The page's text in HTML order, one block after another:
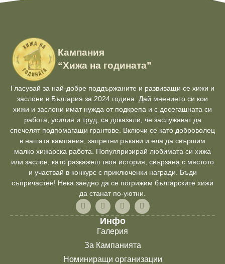
Кампания
“Хижа на годината”
Гласувай за най-добре поддържаните и развиващи се хижи и
заслони в България за 2024 година. Дай мнението си кои
хижи и заслони имат нужда от подкрепа и с досегашната си
работа, усилия и труд, са доказали, че заслужават да
спечелят подпомагащи грантове. Включи се като доброволец
в нашата кампания, запретни ръкави и ела да свършим
малко хижарска работа. Популяризирай любимата си хижа
или заслон, като разкажеш твоя история, свързана с мястото
и участвай в конкурс с приключенки награди. Бъди
съпричастен! Нека заедно да се погрижим българските хижи
да станат по-уютни.
Инфо
Галерия
За Кампанията
Номиниращи организации